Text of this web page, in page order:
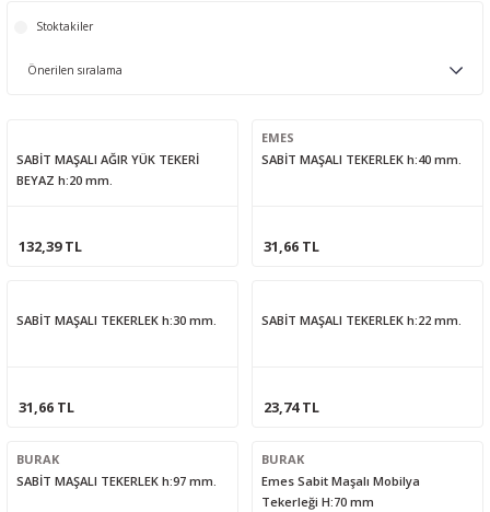
Stoktakiler
SABİT MAŞALI AĞIR YÜK TEKERİ
BEYAZ h:20 mm.
132,39 TL
EMES
SABİT MAŞALI TEKERLEK h:40 mm.
31,66 TL
SABİT MAŞALI TEKERLEK h:30 mm.
31,66 TL
SABİT MAŞALI TEKERLEK h:22 mm.
23,74 TL
BURAK
SABİT MAŞALI TEKERLEK h:97 mm.
BURAK
Emes Sabit Maşalı Mobilya
Tekerleği H:70 mm